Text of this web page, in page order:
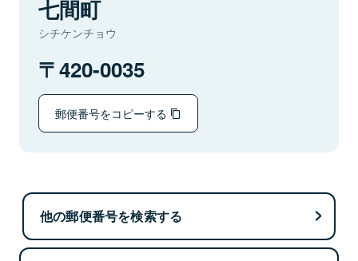
七間町
シチケンチョウ
420-0035
郵便番号をコピーする
他の郵便番号を検索する